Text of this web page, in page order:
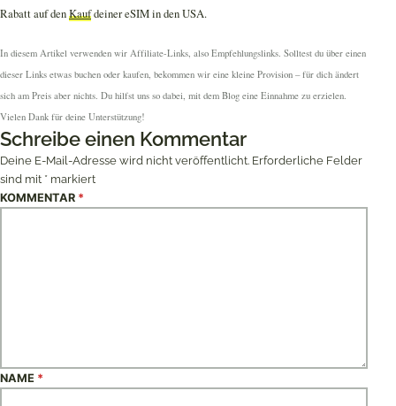
Rabatt auf denKaufdeiner eSIM in den USA.
In diesem Artikel verwenden wir Affiliate-Links, also Empfehlungslinks. Solltest du über einen
dieser Links etwas buchen oder kaufen, bekommen wir eine kleine Provision – für dich ändert
sich am Preis aber nichts. Du hilfst uns so dabei, mit dem Blog eine Einnahme zu erzielen.
Vielen Dank für deine Unterstützung!
Schreibe einen Kommentar
Deine E-Mail-Adresse wird nicht veröffentlicht. Erforderliche Felder
sind mit * markiert
KOMMENTAR *
NAME *